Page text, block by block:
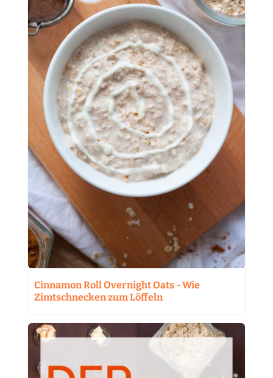
Cinnamon Roll Overnight Oats - Wie
Zimtschnecken zum Löffeln